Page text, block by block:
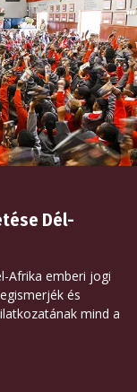
Dél-
Afrika emberi jogi
és
mind a